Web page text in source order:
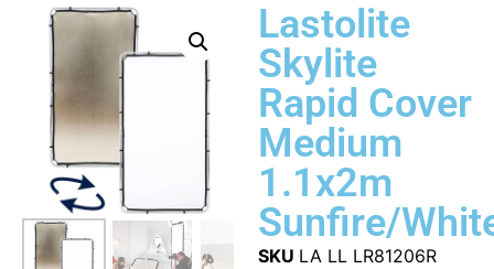
Lastolite
Skylite
Rapid Cover
Medium
1.1x2m
Sunfire/
SKU LA LL LR81206R